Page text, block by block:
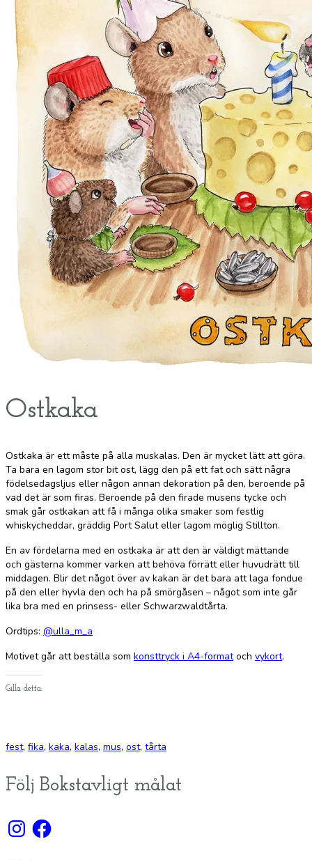
Ostkaka
Ostkaka är ett måste på alla muskalas. Den är mycket lätt att göra.
Ta bara en lagom stor bit ost, lägg den på ett fat och sätt några
födelsedagsljus eller någon annan dekoration på den, beroende på
vad det är som firas. Beroende på den firade musens tycke och
smak går ostkakan att få i många olika smaker som festlig
whiskycheddar, gräddig Port Salut eller lagom möglig Stillton.
En av fördelarna med en ostkaka är att den är väldigt mättande
och gästerna kommer varken att behöva förrätt eller huvudrätt till
middagen. Blir det något över av kakan är det bara att laga fondue
på den eller hyvla den och ha på smörgåsen – något som inte går
lika bra med en prinsess- eller Schwarzwaldtårta.
Ordtips: @ulla_m_a
Motivet går att beställa som konsttryck i A4-formatoch vykort.
Gilla detta:
fest, fika, kaka, kalas, mus, ost, tårta
Följ Bokstavligt målat
InstagramFacebook